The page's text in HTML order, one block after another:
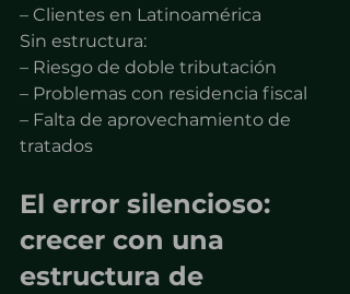
– Clientes en Latinoamérica
Sin estructura:
– Riesgo de doble tributación
– Problemas con residencia fiscal
– Falta de aprovechamiento de
tratados
El error silencioso:
crecer con una
estructura de